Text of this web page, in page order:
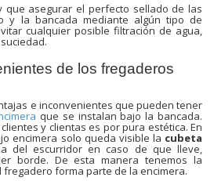
que asegurar el perfecto sellado de las
y la bancada mediante algún tipo de
cualquier posible filtración de agua,
de los fregaderos
e inconvenientes que pueden tener
que se instalan bajo la bancada.
y clientas es por pura estética. En
encimera solo queda visible la cubeta
del escurridor en caso de que lleve,
borde. De esta manera tenemos la
forma parte de la encimera.